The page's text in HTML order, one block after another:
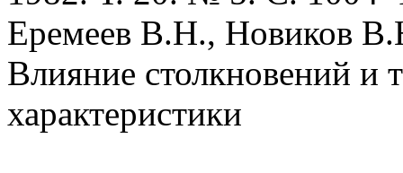
Еремеев В.Н., Новиков
Влияние столкновений и
характеристики